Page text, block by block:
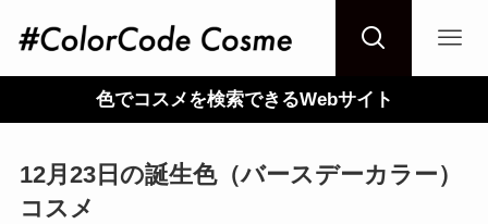
色でコスメを検索できるWebサイト
12月23日の誕生色（バースデーカラー）
コスメ